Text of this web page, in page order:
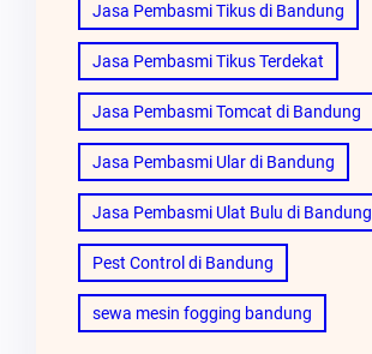
Jasa Pembasmi Tikus di Bandung
Jasa Pembasmi Tikus Terdekat
Jasa Pembasmi Tomcat di Bandung
Jasa Pembasmi Ular di Bandung
Jasa Pembasmi Ulat Bulu di Bandung
Pest Control di Bandung
sewa mesin fogging bandung